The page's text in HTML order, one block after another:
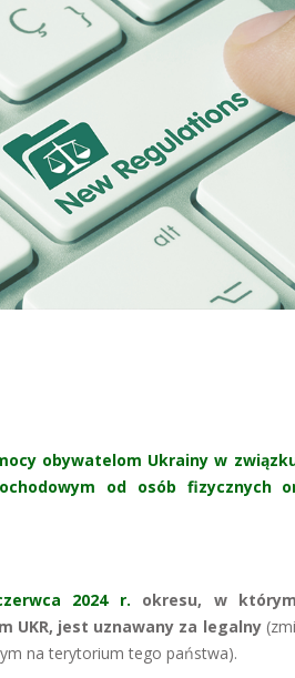
obywatelom Ukrainy w
od osób fizycznych
2024 r.
okresu, w
UKR, jest uznawany za legalny
na terytorium tego państwa).